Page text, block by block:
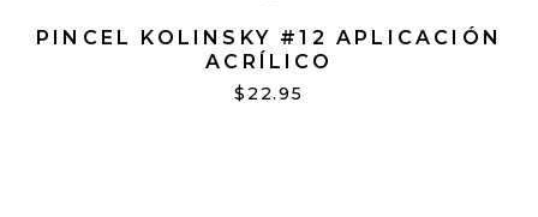
PINCEL KOLINSKY #12 APLICACIÓN
ACRÍLICO
$22.95